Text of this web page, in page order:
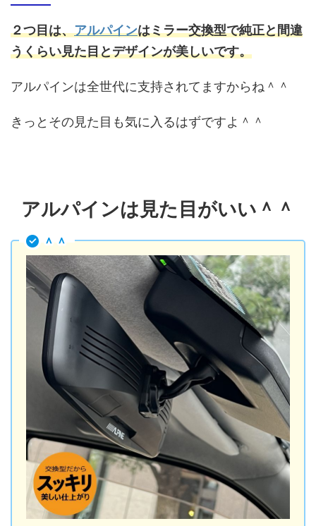
２つ目は、アルパインはミラー交換型で純正と間違
うくらい見た目とデザインが美しいです。
アルパインは全世代に支持されてますからね＾＾
きっとその見た目も気に入るはずですよ＾＾
アルパインは見た目がいい＾＾
＾＾